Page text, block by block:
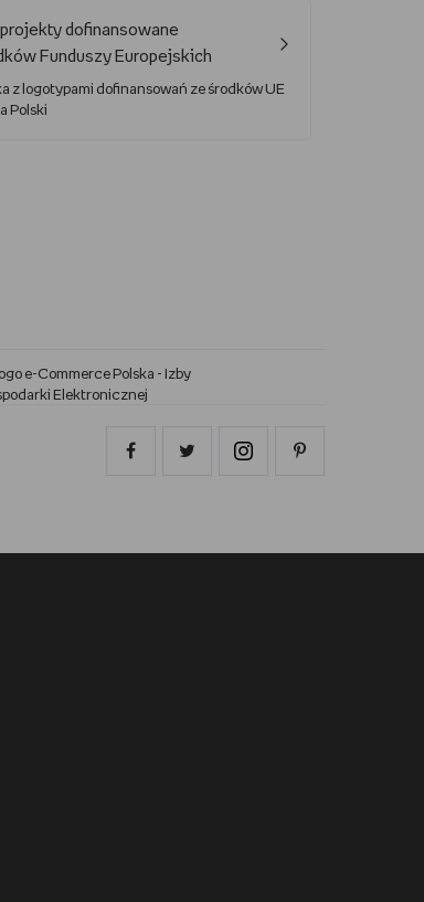
Jak oglądać Marvela?
Jak grać w UNO?
Kalendarz świąt nietypowych
dofinansowane
Funduszy Europejskich